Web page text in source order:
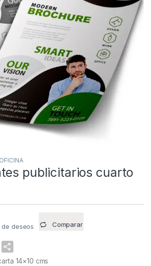
OFICINA
publicitarios cuarto
deseos Comparar
o
14×10 cms